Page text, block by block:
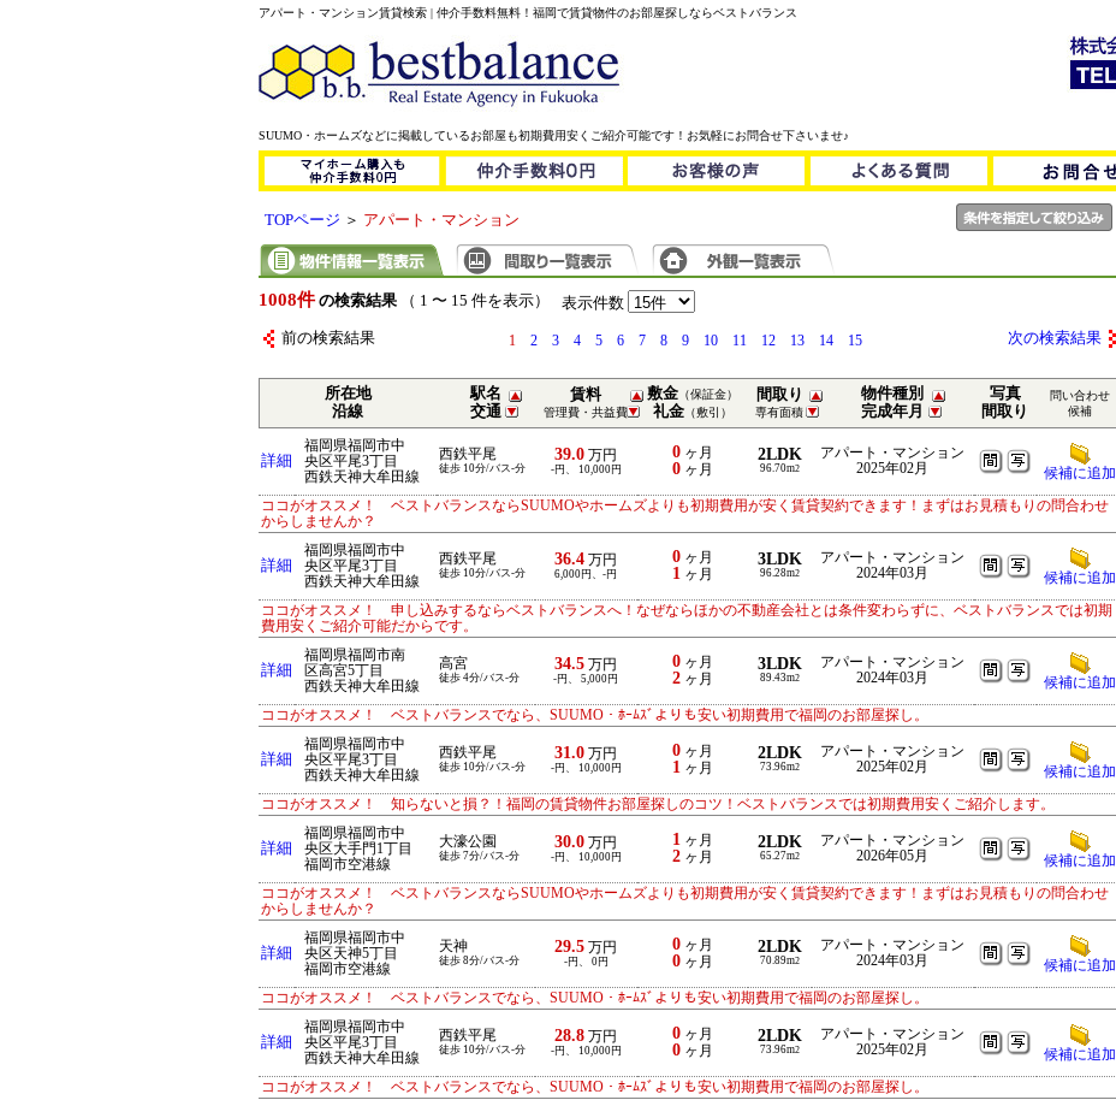
アパート・マンション賃貸検索 | 仲介手数料無料！福岡で賃貸物件のお部屋探しならベストバランス
SUUMO・ホームズなどに掲載しているお部屋も初期費用安くご紹介可能です！お気軽にお問合せ下さいませ♪
TOPページ ＞ アパート・マンション
1008件 の検索結果（ 1 〜 15 件を表示） 表示件数
前の検索結果 1 2 3 4 5 6 7 8 9 10 11 12 13 14 15 次の検索結果
所在地
沿線
駅名
交通
賃料
管理費・共益費
敷金（保証金）
礼金（敷引）
間取り
専有面積
物件種別
完成年月
写真
間取り
問い合わせ
候補
詳細
福岡県福岡市中
央区平尾3丁目
西鉄天神大牟田線
西鉄平尾
徒歩 10分/バス-分
39.0 万円
-円、 10,000円
0ヶ月
0ヶ月
2LDK
96.70m2
アパート・マンション
2025年02月
候補に追加
ココがオススメ！ ベストバランスならSUUMOやホームズよりも初期費用が安く賃貸契約できます！まずはお見積もりの問合わせ
からしませんか？
詳細
福岡県福岡市中
央区平尾3丁目
西鉄天神大牟田線
西鉄平尾
徒歩 10分/バス-分
36.4 万円
6,000円、-円
0ヶ月
1 ヶ月
3LDK
96.28m2
アパート・マンション
2024年03月
候補に追加
ココがオススメ！ 申し込みするならベストバランスへ！なぜならほかの不動産会社とは条件変わらずに、ベストバランスでは初期
費用安くご紹介可能だからです。
詳細
福岡県福岡市南
区高宮5丁目
西鉄天神大牟田線
高宮
徒歩 4分/バス-分
34.5 万円
-円、 5,000円
0ヶ月
2ヶ月
3LDK
89.43m2
アパート・マンション
2024年03月
候補に追加
ココがオススメ！ ベストバランスでなら、SUUMO・ﾎｰﾑｽﾞよりも安い初期費用で福岡のお部屋探し。
詳細
福岡県福岡市中
央区平尾3丁目
西鉄天神大牟田線
西鉄平尾
徒歩 10分/バス-分
31.0 万円
-円、 10,000円
0ヶ月
1 ヶ月
2LDK
73.96m2
アパート・マンション
2025年02月
候補に追加
ココがオススメ！ 知らないと損？！福岡の賃貸物件お部屋探しのコツ！ベストバランスでは初期費用安くご紹介します。
詳細
福岡県福岡市中
央区大手門1丁目
福岡市空港線
大濠公園
徒歩 7分/バス-分
30.0 万円
-円、 10,000円
1 ヶ月
2ヶ月
2LDK
65.27m2
アパート・マンション
2026年05月
候補に追加
ココがオススメ！ ベストバランスならSUUMOやホームズよりも初期費用が安く賃貸契約できます！まずはお見積もりの問合わせ
からしませんか？
詳細
福岡県福岡市中
央区天神5丁目
福岡市空港線
天神
徒歩 8分/バス-分
29.5 万円
-円、 0円
0ヶ月
0ヶ月
2LDK
70.89m2
アパート・マンション
2024年03月
候補に追加
ココがオススメ！ ベストバランスでなら、SUUMO・ﾎｰﾑｽﾞよりも安い初期費用で福岡のお部屋探し。
詳細
福岡県福岡市中
央区平尾3丁目
西鉄天神大牟田線
西鉄平尾
徒歩 10分/バス-分
28.8 万円
-円、 10,000円
0ヶ月
0ヶ月
2LDK
73.96m2
アパート・マンション
2025年02月
候補に追加
ココがオススメ！ ベストバランスでなら、SUUMO・ﾎｰﾑｽﾞよりも安い初期費用で福岡のお部屋探し。